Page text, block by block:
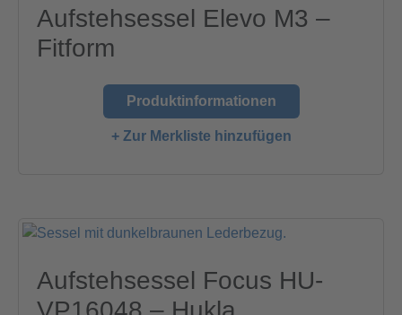
Aufstehsessel Elevo M3 –
Fitform
Produktinformationen
+ Zur Merkliste hinzufügen
Aufstehsessel Focus HU-